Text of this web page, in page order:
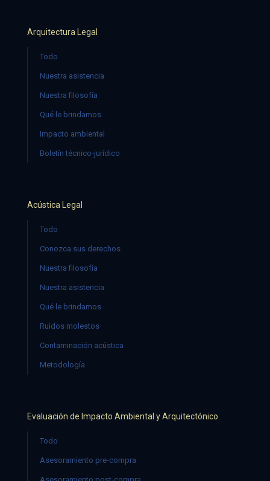
Arquitectura Legal
Todo
Nuestra asistencia
Nuestra filosofía
Qué le brindamos
Impacto ambiental
Boletín técnico-jurídico
Acústica Legal
Todo
Conozca sus derechos
Nuestra filosofía
Nuestra asistencia
Qué le brindamos
Ruidos molestos
Contaminación acústica
Metodología
Evaluación de Impacto Ambiental y Arquitectónico
Todo
Asesoramiento pre-compra